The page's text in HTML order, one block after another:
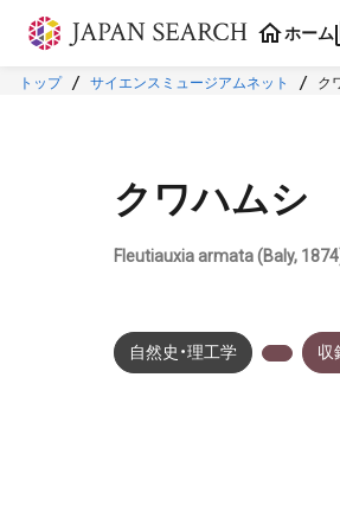
本文に飛ぶ
ホーム
トップ サイエンスミュージアムネット ク
クワハムシ
Fleutiauxia armata (Baly,
自然史・理工学 収